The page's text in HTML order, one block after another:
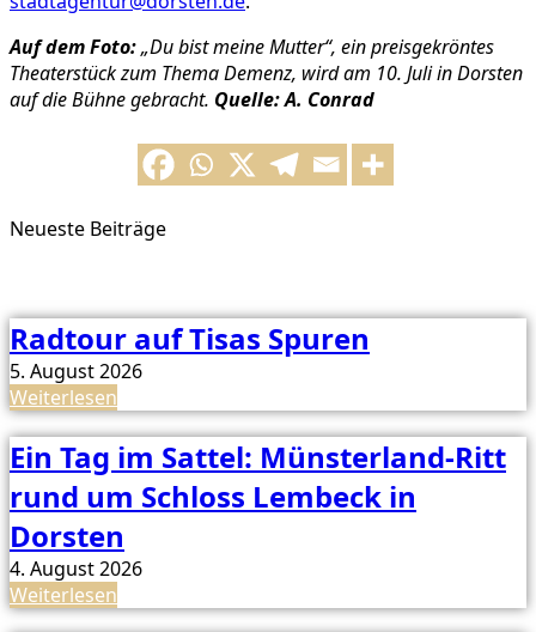
Auf dem Foto:„Du bist meine Mutter“, ein preisgekröntes
Theaterstück zum Thema Demenz, wird am 10. Juli in Dorsten
auf die Bühne gebracht. Quelle: A. Conrad
Neueste Beiträge
Radtour auf Tisas Spuren
5. August 2026
Weiterlesen
Ein Tag im Sattel: Münsterland-Ritt
rund um Schloss Lembeck in
Dorsten
4. August 2026
Weiterlesen